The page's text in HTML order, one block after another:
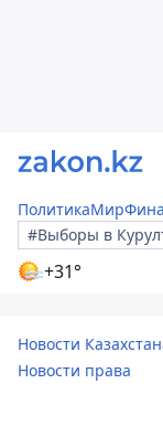
ПолитикаМир
#Выборы в
+31°
Новости
Новости права